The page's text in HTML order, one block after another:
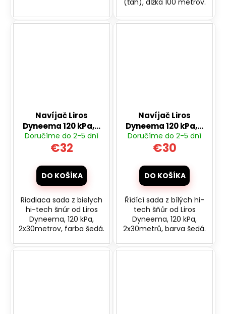
Navíjač Liros
Dyneema 120 kPa, 2
x 30 m pre športové
riaditeľné šarkany
Doručíme do 2-5 dní
€32
DO KOŠÍKA
Riadiaca sada z bielych
hi-tech šnúr od Liros
Dyneema, 120 kPa,
2x30metrov, farba šedá.
Navíjač Liros
Dyneema 120 kPa, 2
x 30 m pre športové
riaditeľné šarkany
Doručíme do 2-5 dní
€30
DO KOŠÍKA
Řídící sada z bílých hi-
tech šňůr od Liros
Dyneema, 120 kPa,
2x30metrů, barva šedá.